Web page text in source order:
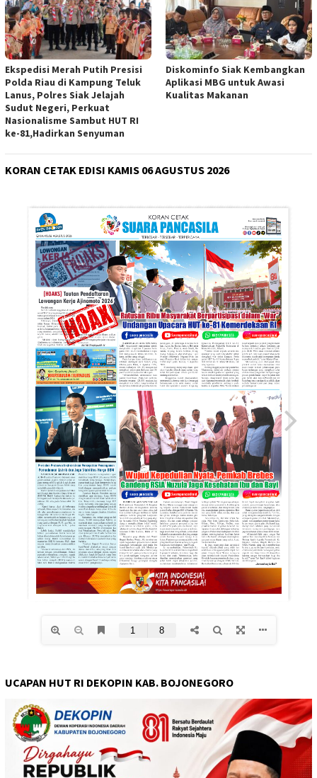
Ekspedisi Merah Putih Presisi
Polda Riau di Kampung Teluk
Lanus, Polres Siak Jelajah
Sudut Negeri, Perkuat
Nasionalisme Sambut HUT RI
ke-81,Hadirkan Senyuman
Diskominfo Siak Kembangkan
Aplikasi MBG untuk Awasi
Kualitas Makanan
KORAN CETAK EDISI KAMIS 06 AGUSTUS 2026
UCAPAN HUT RI DEKOPIN KAB. BOJONEGORO